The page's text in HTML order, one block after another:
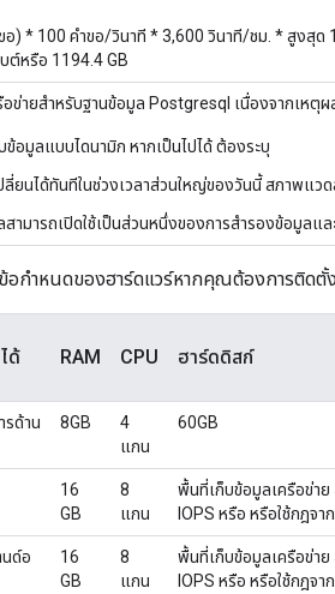
อ) * 100 คำขอ/วินาที * 3,600 วินาที/ชม. * สูงสุด
ต์หรือ 1194.4 GB
ข่ายสำหรับฐานข้อมูล Postgresql เนื่องจากเหตุ
อมูลแบบไดนามิก หากเป็นไปได้ ต้องระบุ
ปลี่ยนได้ทันทีในช่วงเวลาส่วนใหญ่ของวันนี้ สภาพแ
มารถเปิดใช้เป็นส่วนหนึ่งของการสำรองข้อมูลแ
กำหนดของฮาร์ดแวร์หากคุณต้องการติดตั้ง
ด้ RAM CPU ฮาร์ดดิสก์
รด้าน
8GB
4
แกน
60GB
16
GB
8
แกน
พื้นที่เก็บข้อมูลเครือข่า
IOPS หรือ หรือใช้กฎจา
ด์อ
16
GB
8
แกน
พื้นที่เก็บข้อมูลเครือข่า
IOPS หรือ หรือใช้กฎจา